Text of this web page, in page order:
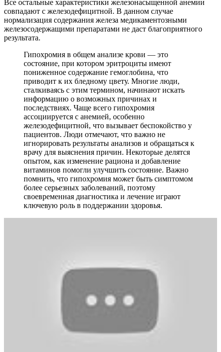
Все остальные характеристики железонасыщенной анемии
совпадают с железодефицитной. В данном случае
нормализация содержания железа медикаментозными
железосодержащими препаратами не даст благоприятного
результата.
Гипохромия в общем анализе крови — это
состояние, при котором эритроциты имеют
пониженное содержание гемоглобина, что
приводит к их бледному цвету. Многие люди,
сталкиваясь с этим термином, начинают искать
информацию о возможных причинах и
последствиях. Чаще всего гипохромия
ассоциируется с анемией, особенно
железодефицитной, что вызывает беспокойство у
пациентов. Люди отмечают, что важно не
игнорировать результаты анализов и обращаться к
врачу для выяснения причин. Некоторые делятся
опытом, как изменение рациона и добавление
витаминов помогли улучшить состояние. Важно
помнить, что гипохромия может быть симптомом
более серьезных заболеваний, поэтому
своевременная диагностика и лечение играют
ключевую роль в поддержании здоровья.